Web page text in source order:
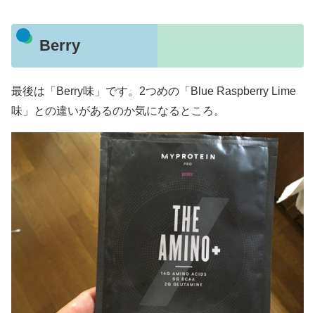
Berry
最後は「Berry味」です。2つめの「Blue Raspberry Lime
味」との違いがあるのか気になるところ。